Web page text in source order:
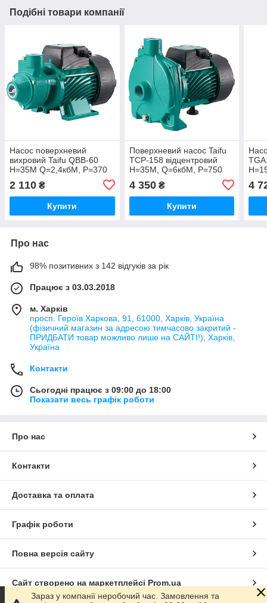
Подібні товари компанії
Насос поверхневий
вихровий Taifu QBB-60
Н=35М Q=2,4кбМ, P=370
2 110 ₴
Купити
Поверхневий насос Taifu
TCP-158 відцентровий
Н=35М, Q=6кбМ, P=750
4 350₴
Купити
4
Про нас
98% позитивних з 142 відгуків за рік
Працює з 03.03.2018
м. Харків
просп. Героїв Харкова, 91, 61000, Харків, Україна
(фізичний магазин за адресою тимчасово закритий -
ПРИДБАТИ товар можливо лише на САЙТІ!), Харків,
Україна
Контакти
Сьогодні працює з 09:00 до 18:00
Показати весь графік роботи
Про нас
Контакти
Доставка та оплата
Графік роботи
Повна версія сайту
Сайт створено на маркетплейсі Prom.ua
Зараз у компанії неробочий час. Замовлення та